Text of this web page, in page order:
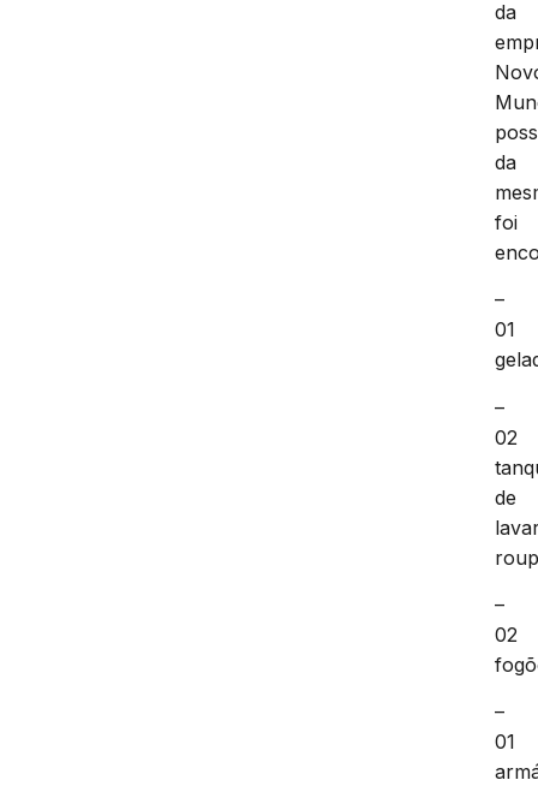
da
da
foi
–
01
–
02
de
–
02
–
01